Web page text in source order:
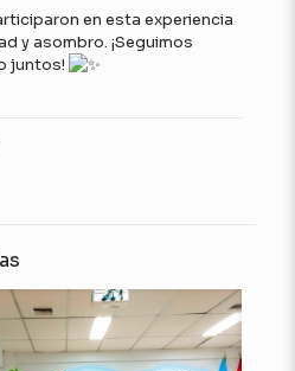
en esta experiencia
y asombro. ¡Seguimos
juntos!